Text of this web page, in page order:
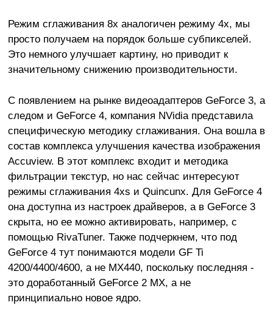
Режим сглаживания 8х аналогичен режиму 4х, мы
просто получаем на порядок больше субпикселей.
Это немного улучшает картину, но приводит к
значительному снижению производительности.
С появлением на рынке видеоадаптеров GeForce 3, а
следом и GeForce 4, компания NVidia представила
специфическую методику сглаживания. Она вошла в
состав комплекса улучшения качества изображения
Accuview. В этот комплекс входит и методика
фильтрации текстур, но нас сейчас интересуют
режимы сглаживания 4xs и Quincunx. Для GeForce 4
она доступна из настроек драйверов, а в GeForce 3
скрыта, но ее можно активировать, например, с
помощью RivaTuner. Также подчеркнем, что под
GeForce 4 тут понимаются модели GF Ti
4200/4400/4600, а не MX440, поскольку последняя -
это доработанный GeForce 2 MX, а не
принципиально новое ядро.